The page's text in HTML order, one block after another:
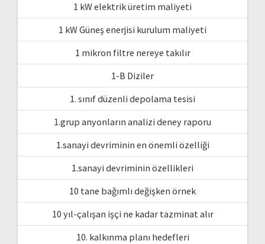
1 kW elektrik üretim maliyeti
1 kW Güneş enerjisi kurulum maliyeti
1 mikron filtre nereye takılır
1-B Diziler
1. sınıf düzenli depolama tesisi
1.grup anyonların analizi deney raporu
1.sanayi devriminin en önemli özelliği
1.sanayi devriminin özellikleri
10 tane bağımlı değişken örnek
10 yıl-çalışan işçi ne kadar tazminat alır
10. kalkınma planı hedefleri